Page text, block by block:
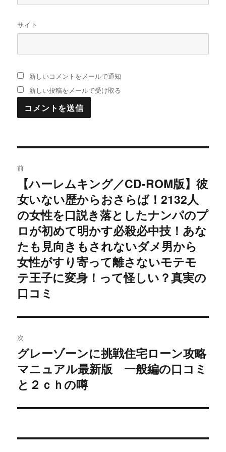
サイト
新しいコメントをメールで通知
新しい投稿をメールで受け取る
稿
ナ
ビ
ゲ
ー
シ
前
去
の
投
稿:
【ハーレムキング／CD-ROM版】彼
女いない歴からおさらば！2132人
の女性を口説き落としたナンパのプ
ロが初めて明かす必殺必中技！あな
たも見向きもされないダメ男から
女性がすり寄って離さないモテモ
テ王子に変身！って怪しい？真実の
口コミ
次
次
の
投
グレーゾーンに挑戦住宅ローン攻略
マニュアル最新版 一般編の口コミ
と２ｃｈの噂